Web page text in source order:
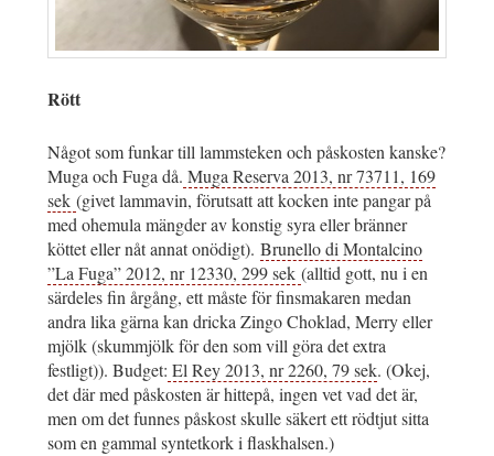
Rött
Något som funkar till lammsteken och påskosten kanske?
Muga och Fuga då. Muga Reserva 2013, nr 73711, 169
sek (givet lammavin, förutsatt att kocken inte pangar på
med ohemula mängder av konstig syra eller bränner
köttet eller nåt annat onödigt). Brunello di Montalcino
”La Fuga” 2012, nr 12330, 299 sek (alltid gott, nu i en
särdeles fin årgång, ett måste för finsmakaren medan
andra lika gärna kan dricka Zingo Choklad, Merry eller
mjölk (skummjölk för den som vill göra det extra
festligt)). Budget: El Rey 2013, nr 2260, 79 sek. (Okej,
det där med påskosten är hittepå, ingen vet vad det är,
men om det funnes påskost skulle säkert ett rödtjut sitta
som en gammal syntetkork i flaskhalsen.)